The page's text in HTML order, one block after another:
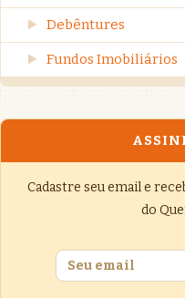
Debêntures
Fundos Imobiliários
Cadastre seu email e
do